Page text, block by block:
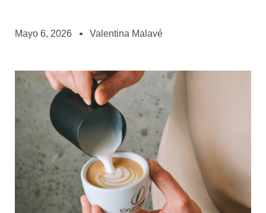
asociados
algo nuevo que
BOLSA DE TRABAJO
por el café?
CONTACTO
Mayo 6, 2026 Valentina Malavé